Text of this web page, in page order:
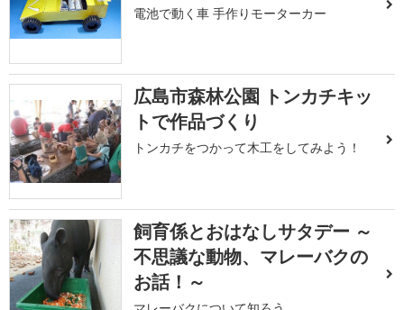
電池で動く車 手作りモーターカー
広島市森林公園 トンカチキッ
トで作品づくり
トンカチをつかって木工をしてみよう！
飼育係とおはなしサタデー ～
不思議な動物、マレーバクの
お話！～